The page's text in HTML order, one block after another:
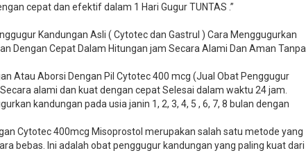
cepat dan efektif dalam 1 Hari Gugur TUNTAS .”
Kandungan Asli ( Cytotec dan Gastrul ) Cara Menggugurkan
Dengan Cepat Dalam Hitungan jam Secara Alami Dan Aman Tanpa
Atau Aborsi Dengan Pil Cytotec 400 mcg (Jual Obat Penggugur
alami dan kuat dengan cepat Selesai dalam waktu 24 jam.
kandungan pada usia janin 1, 2, 3, 4, 5 , 6, 7, 8 bulan dengan
Cytotec 400mcg Misoprostol merupakan salah satu metode yang
bebas. Ini adalah obat penggugur kandungan yang paling kuat dari